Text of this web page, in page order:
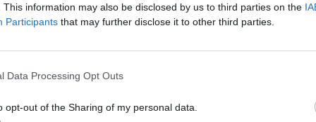
This information may also be disclosed by us to third parties on the
Participants that may further disclose it to other third parties.
Data Processing Opt Outs
opt-out of the Sharing of my personal data.
os dias 18 e 26 de julho, no Clube de Ténis
o regresso da competição ao circuito
na edição anterior, ter integrado o circuito